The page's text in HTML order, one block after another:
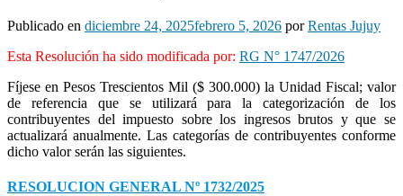
Publicado en diciembre 24, 2025febrero 5, 2026 porRentas Jujuy
Esta Resolución ha sido modificada por: RG N° 1747/2026
Fíjese en Pesos Trescientos Mil ($ 300.000) la Unidad Fiscal; valor
de referencia que se utilizará para la categorización de los
contribuyentes del impuesto sobre los ingresos brutos y que se
actualizará anualmente. Las categorías de contribuyentes conforme
dicho valor serán las siguientes.
RESOLUCION GENERAL Nº 1732/2025